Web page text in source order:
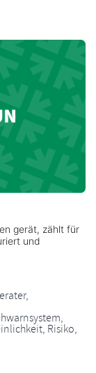
gerät, zählt für
und
,
,
, Risiko,